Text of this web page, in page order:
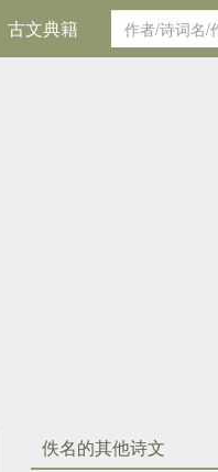
古文典籍
佚名的其他诗文